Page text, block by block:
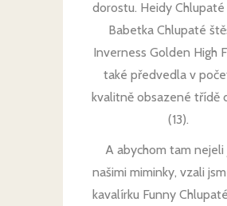
dorostu. Heidy
Babetka Chlupaté
Inverness Golden High
také předvedla v
kvalitně obsazené třídě
(13).
A abychom tam nejeli
našimi miminky, vzali
kavalírku Funny